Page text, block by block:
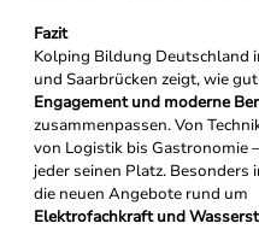
Fazit
Kolping Bildung Deutschland
und Saarbrücken zeigt, wie gut
Engagement und moderne
zusammenpassen. Von
von Logistik bis Gastronomie
jeder seinen Platz. Besonders
die neuen Angebote rund um
Elektrofachkraft und